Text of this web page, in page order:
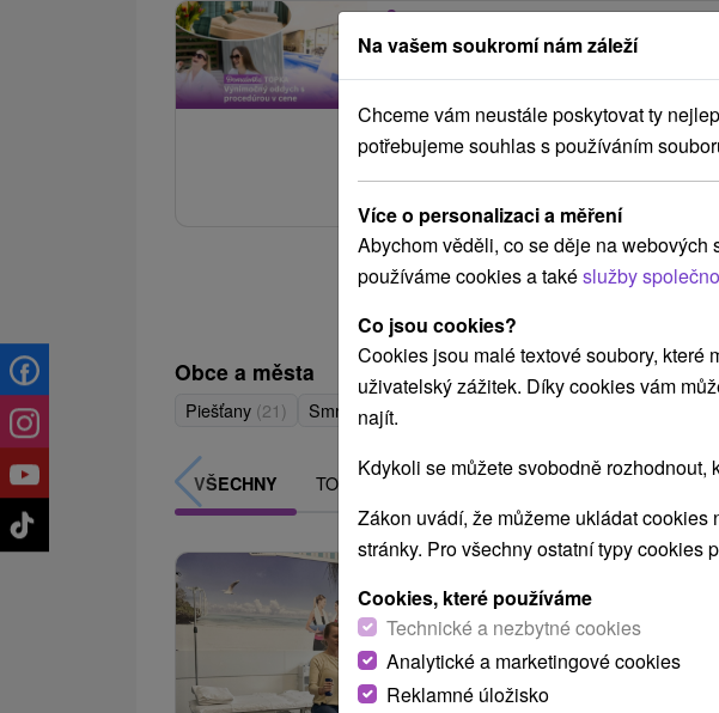
3.
Domalenka TOPKA - SORGER
Hotel Park★★★★ PiešťanyOd 2 Nocí
Relaxační pobyt s ubytováním a polopenzí,
vířivky, 2-hod. vstupem do saun a 1 procedurou
Zobrazit více
Obce a města
Piešťany (21) Smrdáky(4)
VŠECHNY TOP - NEJPRODÁVANĚJŠÍ NEJLEVNĚJŠÍ
Na vašem soukromí nám záleží
Chceme vám neustále poskytovat ty
potřebujeme souhlas s používáním
Více o personalizaci a měření
Abychom věděli, co se děje na
používáme cookies a takéslužby
Co jsou cookies?
Cookies jsou malé textové soubory, které
uživatelský zážitek. Díky cookies vám
najít.
Kdykoli se můžete svobodně
Zákon uvádí, že můžeme ukládat
stránky. Pro všechny ostatní typy cookies
Cookies, které používáme
Technické a nezbytné cookies
Analytické a marketingové cookies
Reklamné úložisko